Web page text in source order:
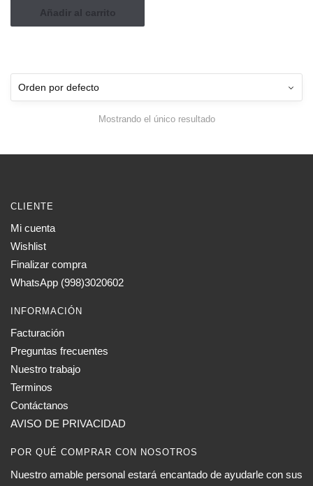
Añadir al carrito
Mostrando el único resultado
CLIENTE
Mi cuenta
Wishlist
Finalizar compra
WhatsApp (998)3020602
INFORMACIÓN
Facturación
Preguntas frecuentes
Nuestro trabajo
Terminos
Contáctanos
AVISO DE PRIVACIDAD
POR QUÉ COMPRAR CON NOSOTROS
Nuestro amable personal estará encantado de ayudarle con sus